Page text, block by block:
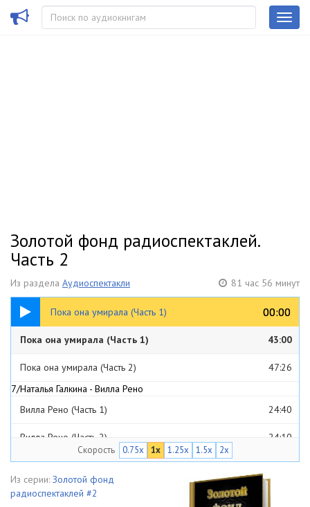
Золотой фонд радиоспектаклей.
Часть 2
Из раздела Аудиоспектакли 81 час 56 минут
Пока она умирала (Часть 1) 00:00
00:00
43:00
7/Надежда Тушкина - Пока она умирала
Пока она умирала (Часть 1)
43:00
Пока она умирала (Часть 2)
47:26
7/Наталья Галкина - Вилла Рено
Вилла Рено (Часть 1)
24:40
Вилла Рено (Часть 2) 24:10
Вилла Рено (Часть 3) 24:37
Вилла Рено (Часть 4)
Скорость 0.75x 1x 1.25x 1.5x 2x
Из серии: Золотой фонд
радиоспектаклей #2